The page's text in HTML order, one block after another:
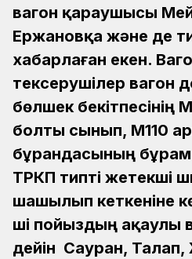
вагон қараушысы
Ержановқа және де
хабарлаған екен.
тексерушілер вагон
бөлшек бекітпесінің
болты сынып, М110
бұрандасының бұрама
ТРКП типті жетекші
шашылып кеткеніне
ші пойыздың ақаулы
дейін Сауран,